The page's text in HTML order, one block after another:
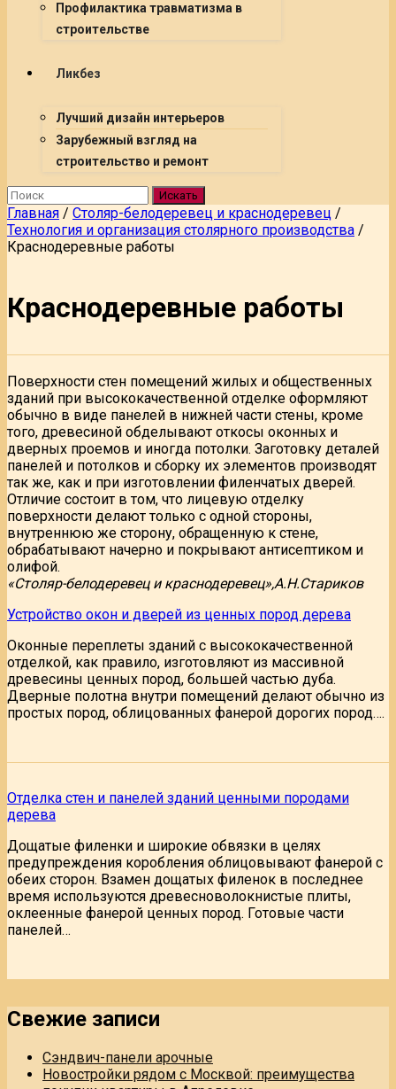
Профилактика травматизма в
строительстве
Ликбез
Лучший дизайн интерьеров
Зарубежный взгляд на
строительство и ремонт
Искать
Главная / Столяр-белодеревец и краснодеревец /
Технология и организация столярного производства /
Краснодеревные работы
Краснодеревные работы
Поверхности стен помещений жилых и общественных
зданий при высококачественной отделке оформляют
обычно в виде панелей в нижней части стены, кроме
того, древесиной обделывают откосы оконных и
дверных проемов и иногда потолки. Заготовку деталей
панелей и потолков и сборку их элементов производят
так же, как и при изготовлении филенчатых дверей.
Отличие состоит в том, что лицевую отделку
поверхности делают только с одной стороны,
внутреннюю же сторону, обращенную к стене,
обрабатывают начерно и покрывают антисептиком и
олифой.
«Столяр-белодеревец и краснодеревец»,А.Н.Стариков
Устройство окон и дверей из ценных пород дерева
Оконные переплеты зданий с высококачественной
отделкой, как правило, изготовляют из массивной
древесины ценных пород, большей частью дуба.
Дверные полотна внутри помещений делают обычно из
простых пород, облицованных фанерой дорогих пород….
Отделка стен и панелей зданий ценными породами
дерева
Дощатые филенки и широкие обвязки в целях
предупреждения коробления облицовывают фанерой с
обеих сторон. Взамен дощатых филенок в последнее
время используются древесноволокнистые плиты,
оклеенные фанерой ценных пород. Готовые части
панелей…
Свежие записи
Сэндвич-панели арочные
Новостройки рядом с Москвой: преимущества